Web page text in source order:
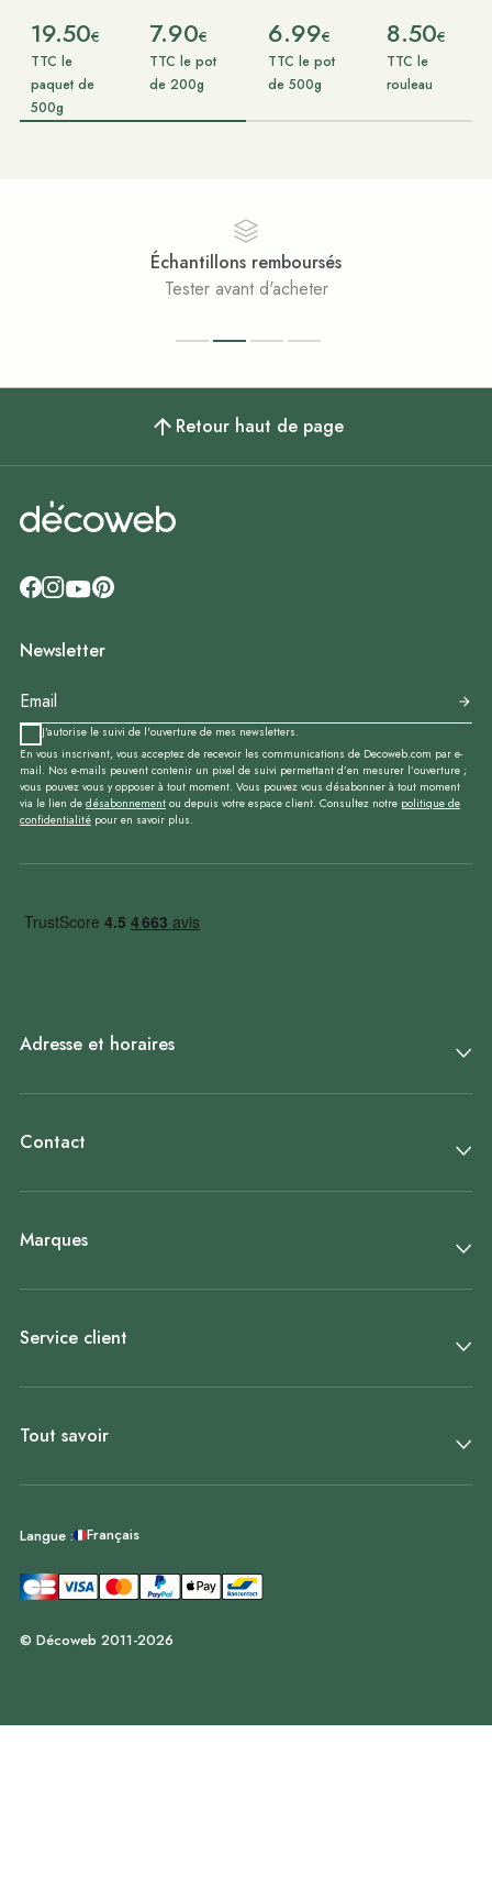
19.50€
TTC le
paquet de
500g
7.90€
TTC le pot
de 200g
6.99€
TTC le pot
de 500g
8.50€
TTC le
rouleau
remboursés
Tester avant d'acheter
Retour haut de page
Newsletter
J'autorise le suivi de l'ouverture de mes newsletters.
En vous inscrivant, vous acceptez de recevoir les communications de Decoweb.com par e-
mail. Nos e-mails peuvent contenir un pixel de suivi permettant d’en mesurer l’ouverture ;
vous pouvez vous y opposer à tout moment. Vous pouvez vous désabonner à tout moment
via le lien de désabonnement ou depuis votre espace client. Consultez notre politique de
confidentialité pour en savoir plus.
Adresse et horaires
Contact
Marques
Service client
Tout savoir
Langue : Français
© Décoweb 2011-2026